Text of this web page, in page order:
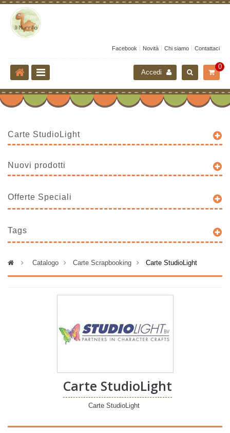
Facebook Novità Chi siamo Contattaci
0
Accedi
Carte StudioLight
Nuovi prodotti
Offerte Speciali
Tags
> Catalogo > Carte Scrapbooking > Carte StudioLight
Carte StudioLight
Carte StudioLight